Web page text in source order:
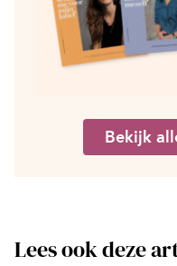
Bekijk
Lees ook deze